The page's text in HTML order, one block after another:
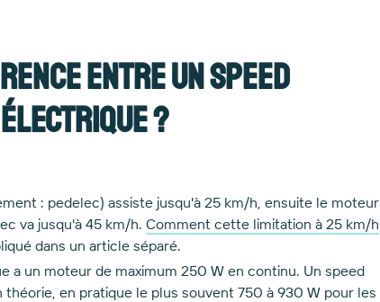
entre un speed
?
: pedelec) assiste jusqu'à 25 km/h, ensuite le moteur
va jusqu'à 45 km/h. Comment cette limitation à 25 km/h
dans un article séparé.
a un moteur de maximum 250 W en continu. Un speed
en pratique le plus souvent 750 à 930 W pour les